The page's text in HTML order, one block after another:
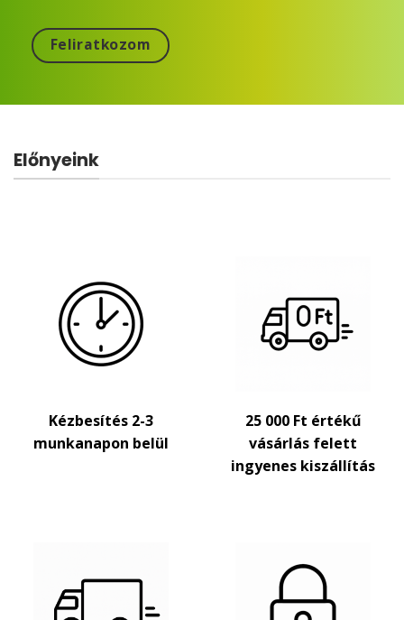
Feliratkozom
Előnyeink
Kézbesítés 2-3
munkanapon belül
25 000 Ft értékű
vásárlás felett
ingyenes kiszállítás